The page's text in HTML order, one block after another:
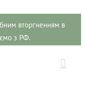
вторгненням в
з РФ.